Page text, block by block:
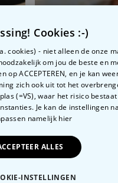
Cookies :-)
cookies) - niet alleen de onze
om jou de beste en
op ACCEPTEREN, en je kan
zich ook uit tot het
(=VS), waar het risico
Je kan de instellingen
namelijk hier
ALLES
INSTELLINGEN